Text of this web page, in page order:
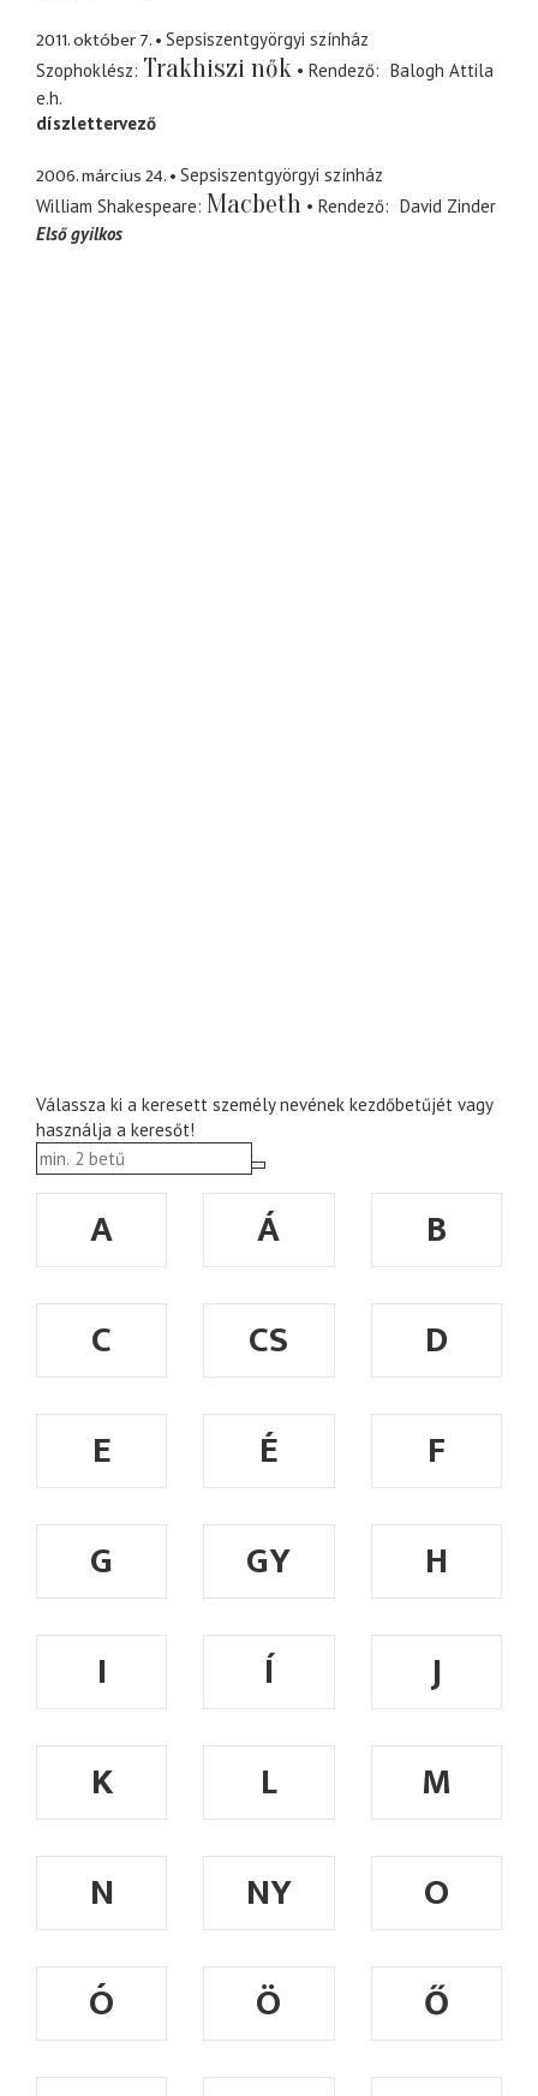
2011. október 7.
Sepsiszentgyörgyi színház
Szophoklész Trakhiszi nők Rendező
Balogh Attila
e.h.
díszlettervező
2006. március 24.
Sepsiszentgyörgyi színház
William Shakespeare Macbeth Rendező
David Zinder
Első gyilkos
Válassza ki a keresett személy nevének kezdőbetűjét vagy
használja a keresőt!
A Á
B
C
CS
D
E
É
F
G
GY
H
I
Í
J
K
L
M
N
NY
O
Ó
Ö
Ő